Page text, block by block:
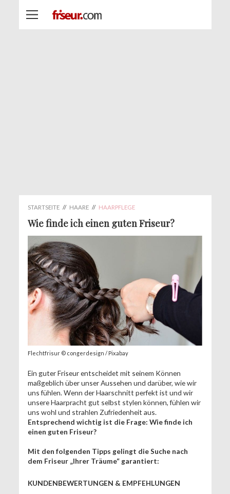
STARTSEITE // HAARE // HAARPFLEGE
Wie finde ich einen guten Friseur?
Flechtfrisur © congerdesign / Pixabay
Ein guter Friseur entscheidet mit seinem Können
maßgeblich über unser Aussehen und darüber, wie wir
uns fühlen. Wenn der Haarschnitt perfekt ist und wir
unsere Haarpracht gut selbst stylen können, fühlen wir
uns wohl und strahlen Zufriedenheit aus.
Entsprechend wichtig ist die Frage: Wie finde ich
einen guten Friseur?
Mit den folgenden Tipps gelingt die Suche nach
dem Friseur „Ihrer Träume“ garantiert:
KUNDENBEWERTUNGEN & EMPFEHLUNGEN